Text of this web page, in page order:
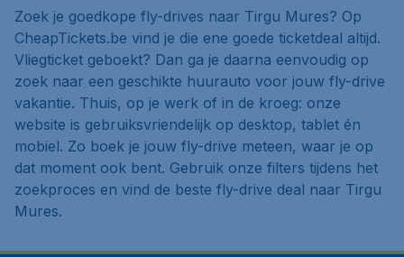
Zoek je goedkope fly-drives naar Tirgu Mures? Op
CheapTickets.be vind je die ene goede ticketdeal altijd.
Vliegticket geboekt? Dan ga je daarna eenvoudig op
zoek naar een geschikte huurauto voor jouw fly-drive
vakantie. Thuis, op je werk of in de kroeg: onze
website is gebruiksvriendelijk op desktop, tablet én
mobiel. Zo boek je jouw fly-drive meteen, waar je op
dat moment ook bent. Gebruik onze filters tijdens het
zoekproces en vind de beste fly-drive deal naar Tirgu
Mures.